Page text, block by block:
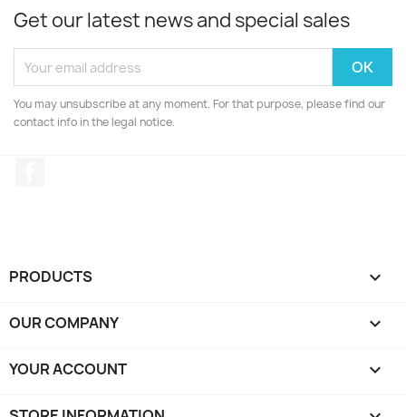
Get our latest news and special sales
You may unsubscribe at any moment. For that purpose, please find our
contact info in the legal notice.
PRODUCTS 
OUR COMPANY 
YOUR ACCOUNT 